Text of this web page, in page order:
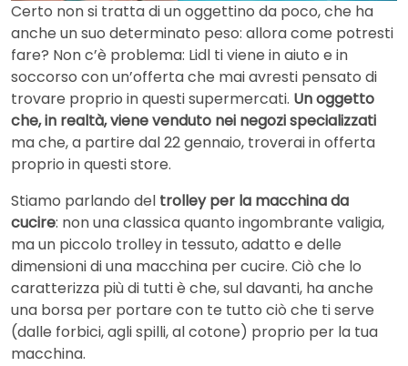
Certo non si tratta di un oggettino da poco, che ha
anche un suo determinato peso: allora come potresti
fare? Non c’è problema: Lidl ti viene in aiuto e in
soccorso con un’offerta che mai avresti pensato di
trovare proprio in questi supermercati. Un oggetto
che, in realtà, viene venduto nei negozi specializzati
ma che, a partire dal 22 gennaio, troverai in offerta
proprio in questi store.
Stiamo parlando del trolley per la macchina da
cucire: non una classica quanto ingombrante valigia,
ma un piccolo trolley in tessuto, adatto e delle
dimensioni di una macchina per cucire. Ciò che lo
caratterizza più di tutti è che, sul davanti, ha anche
una borsa per portare con te tutto ciò che ti serve
(dalle forbici, agli spilli, al cotone) proprio per la tua
macchina.